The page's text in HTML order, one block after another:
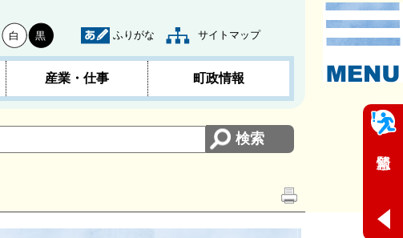
白 黒 ふりがな サイトマップ
産業・仕事 町政情報